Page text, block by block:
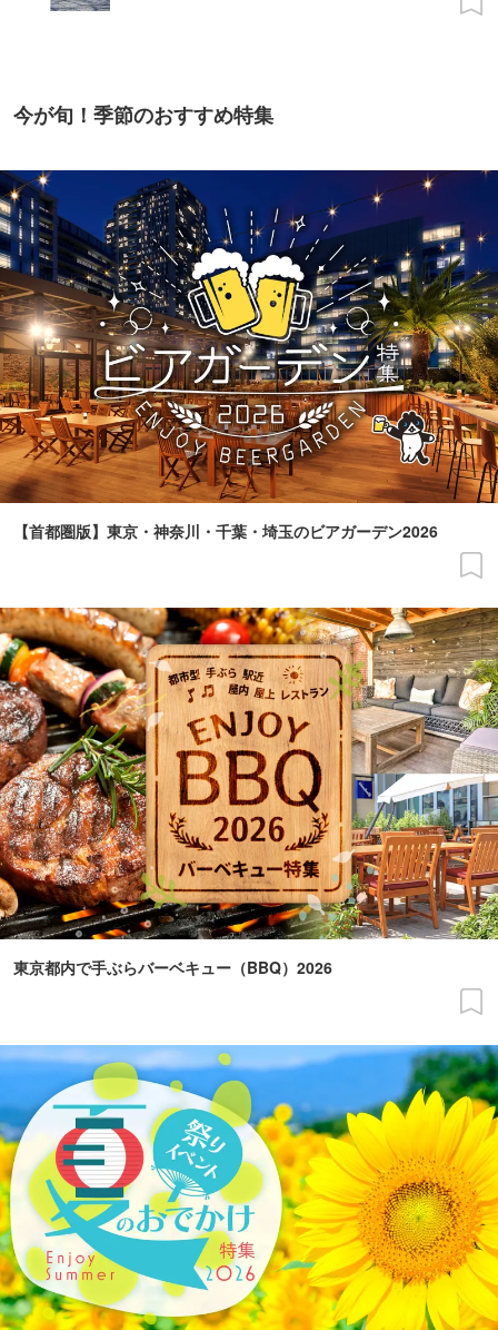
今が旬！季節のおすすめ特集
【首都圏版】東京・神奈川・千葉・埼玉のビアガーデン2026
東京都内で手ぶらバーベキュー（BBQ）2026